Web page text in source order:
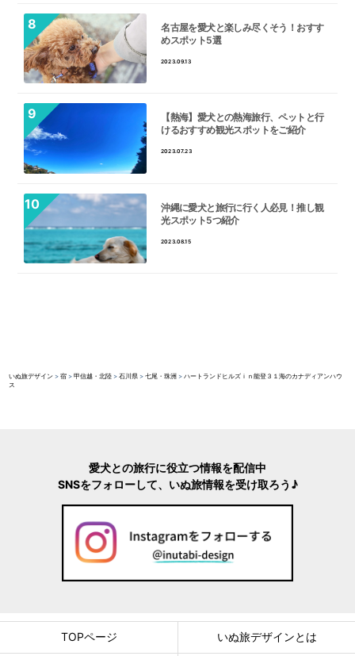
名古屋を愛犬と楽しみ尽くそう！おすす
めスポット5選
2023.09.13
【熱海】愛犬との熱海旅行、ペットと行
けるおすすめ観光スポットをご紹介
2023.07.23
沖縄に愛犬と旅行に行く人必見！推し観
光スポット5つ紹介
2023.08.15
いぬ旅デザイン >宿 >甲信越・北陸 >石川県 >七尾・珠洲 >ハートランドヒルズｉｎ能登３１海のカナディアンハウ
ス
愛犬との旅行に役立つ情報を配信中
SNSをフォローして、いぬ旅情報を受け取ろう♪
TOPページ いぬ旅デザインとは